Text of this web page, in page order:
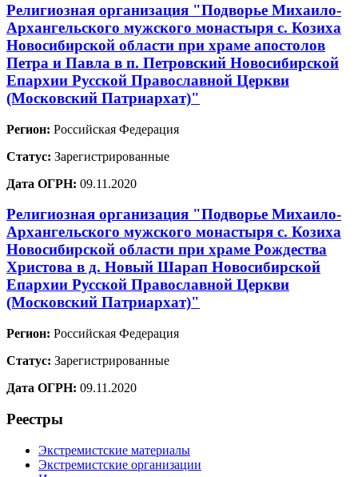
Религиозная организация "Подворье Михаило-
Архангельского мужского монастыря с. Козиха
Новосибирской области при храме апостолов
Петра и Павла в п. Петровский Новосибирской
Епархии Русской Православной Церкви
(Московский Патриархат)"
Регион: Российская Федерация
Статус: Зарегистрированные
Дата ОГРН: 09.11.2020
Религиозная организация "Подворье Михаило-
Архангельского мужского монастыря с. Козиха
Новосибирской области при храме Рождества
Христова в д. Новый Шарап Новосибирской
Епархии Русской Православной Церкви
(Московский Патриархат)"
Регион: Российская Федерация
Статус: Зарегистрированные
Дата ОГРН: 09.11.2020
Реестры
Экстремистские материалы
Экстремистские организации